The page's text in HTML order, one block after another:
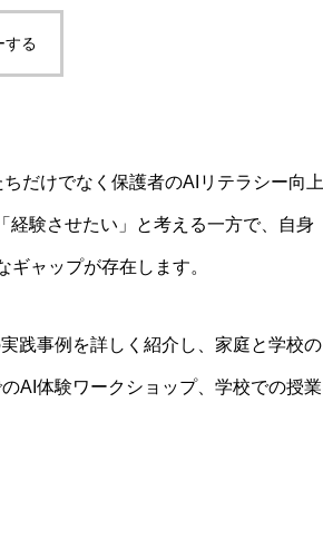
する
だけでなく保護者のAIリテラシー向上
経験させたい」と考える一方で、自身
ャップが存在します。
践事例を詳しく紹介し、家庭と学校の
AI体験ワークショップ、学校での授業